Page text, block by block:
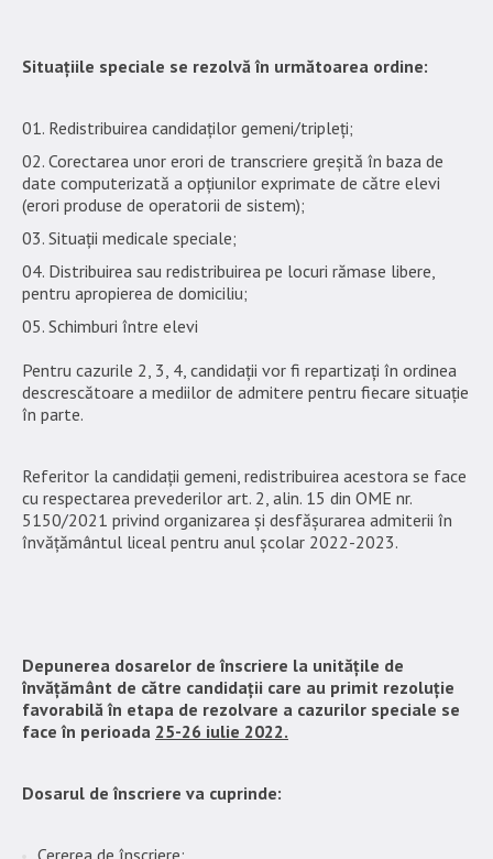
Situațiile speciale se rezolvă în următoarea ordine:
Redistribuirea candidaților gemeni/tripleți;
Corectarea unor erori de transcriere greșită în baza de
date computerizată a opțiunilor exprimate de către elevi
(erori produse de operatorii de sistem);
Situații medicale speciale;
Distribuirea sau redistribuirea pe locuri rămase libere,
pentru apropierea de domiciliu;
Schimburi între elevi
Pentru cazurile 2, 3, 4, candidații vor fi repartizați în ordinea
descrescătoare a mediilor de admitere pentru fiecare situație
în parte.
Referitor la candidații gemeni, redistribuirea acestora se face
cu respectarea prevederilor art. 2, alin. 15 din OME nr.
5150/2021 privind organizarea și desfășurarea admiterii în
învățământul liceal pentru anul școlar 2022-2023.
Depunerea dosarelor de înscriere la unitățile de
învățământ de către candidații care au primit rezoluție
favorabilă în etapa de rezolvare a cazurilor speciale se
face în perioada 25-26 iulie 2022.
Dosarul de înscriere va cuprinde:
Cererea de înscriere;